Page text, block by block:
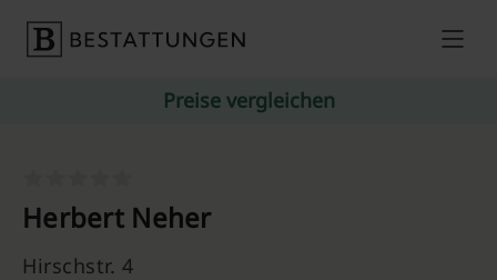
Preise vergleichen
Herbert Neher
Hirschstr. 4